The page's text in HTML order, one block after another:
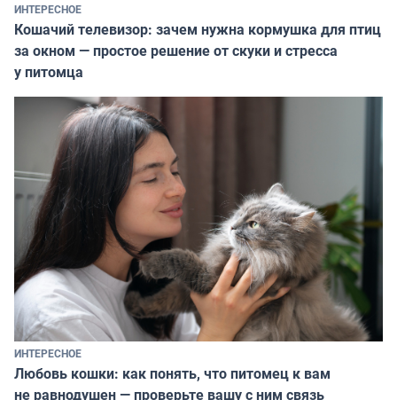
ИНТЕРЕСНОЕ
Кошачий телевизор: зачем нужна кормушка для птиц
за окном — простое решение от скуки и стресса
у питомца
ИНТЕРЕСНОЕ
Любовь кошки: как понять, что питомец к вам
не равнодушен — проверьте вашу с ним связь